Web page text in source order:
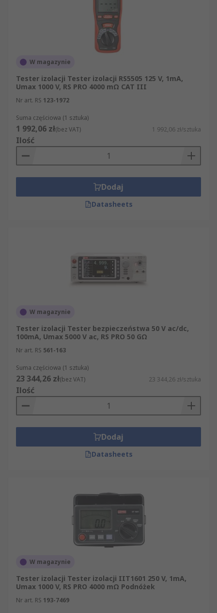
W magazynie
Tester izolacji Tester izolacji RS5505 125 V, 1mA,
Umax 1000 V, RS PRO 4000 mΩ CAT III
Nr art. RS 123-1972
Suma częściowa (1 sztuka)
1 992,06 zł(bez VAT) 1 992,06 zł/sztuka
Ilość
Dodaj
Datasheets
W magazynie
Tester izolacji Tester bezpieczeństwa 50 V ac/dc,
100mA, Umax 5000 V ac, RS PRO 50 GΩ
Nr art. RS 561-163
Suma częściowa (1 sztuka)
23 344,26 zł(bez VAT) 23 344,26 zł/sztuka
Ilość
Dodaj
Datasheets
W magazynie
Tester izolacji Tester izolacji IIT1601 250 V, 1mA,
Umax 1000 V, RS PRO 4000 mΩ Podnóżek
Nr art. RS 193-7469